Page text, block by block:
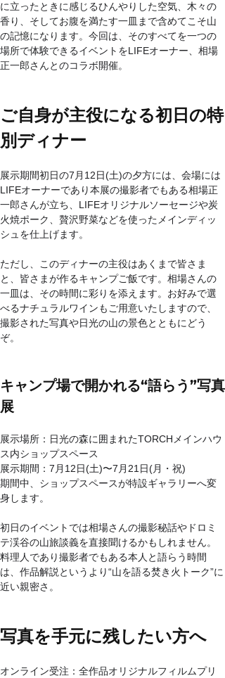
に立ったときに感じるひんやりした空気、木々の
香り、そしてお腹を満たす一皿まで含めてこそ山
の記憶になります。今回は、そのすべてを一つの
場所で体験できるイベントをLIFEオーナー、相場
正一郎さんとのコラボ開催。
ご自身が主役になる初日の特
別ディナー
展示期間初日の7月12日(土)の夕方には、会場には
LIFEオーナーであり本展の撮影者でもある相場正
一郎さんが立ち、LIFEオリジナルソーセージや炭
火焼ポーク、贅沢野菜などを使ったメインディッ
シュを仕上げます。
ただし、このディナーの主役はあくまで皆さま
と、皆さまが作るキャンプご飯です。相場さんの
一皿は、その時間に彩りを添えます。お好みで選
べるナチュラルワインもご用意いたしますので、
撮影された写真や日光の山の景色とともにどう
ぞ。
キャンプ場で開かれる“語らう”写真
展
展示場所：日光の森に囲まれたTORCHメインハウ
ス内ショップスペース
展示期間：7月12日(土)〜7月21日(月・祝)
期間中、ショップスペースが特設ギャラリーへ変
身します。
初日のイベントでは相場さんの撮影秘話やドロミ
テ渓谷の山旅談義を直接聞けるかもしれません。
料理人であり撮影者でもある本人と語らう時間
は、作品解説というより“山を語る焚き火トーク”に
近い親密さ。
写真を手元に残したい方へ
オンライン受注：全作品オリジナルフィルムプリ